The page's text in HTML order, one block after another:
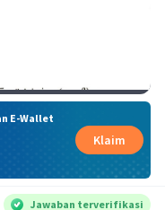
E-Wallet
Klaim
Jawaban terverifikasi